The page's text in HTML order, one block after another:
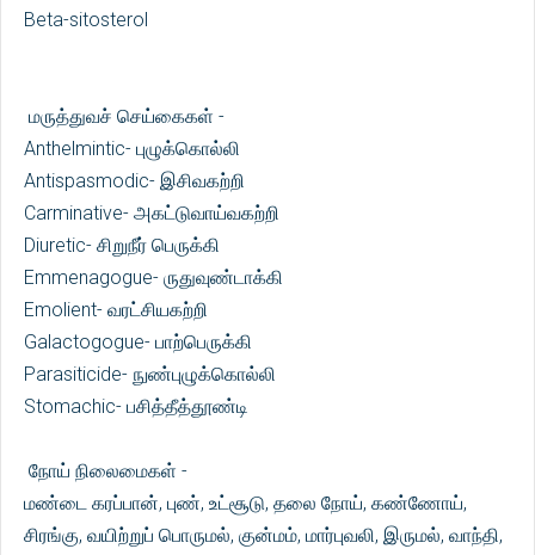
Beta-sitosterol
மருத்துவச் செய்கைகள் -
Anthelmintic- புழுக்கொல்லி
Antispasmodic- இசிவகற்றி
Carminative- அகட்டுவாய்வகற்றி
Diuretic- சிறுநீர் பெருக்கி
Emmenagogue- ருதுவுண்டாக்கி
Emolient- வரட்சியகற்றி
Galactogogue- பாற்பெருக்கி
Parasiticide- நுண்புழுக்கொல்லி
Stomachic- பசித்தீத்தூண்டி
நோய் நிலைமைகள் -
மண்டை கரப்பான், புண், உட்சூடு, தலை நோய், கண்ணோய்,
சிரங்கு, வயிற்றுப் பொருமல், குன்மம், மார்புவலி, இருமல், வாந்தி,